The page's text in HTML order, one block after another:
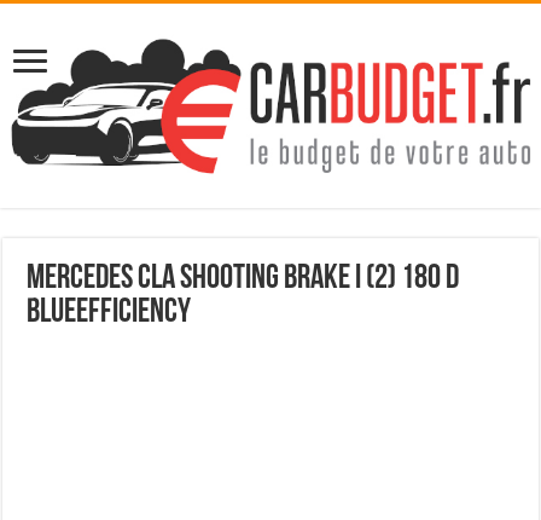
Mercedes cla shooting brake i (2) 180 d
blueefficiency